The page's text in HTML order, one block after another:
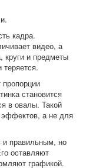
кадра.
видео, а
круги и предметы
пропорции
становится
в овалы. Такой
эффектов, а не для
и правильным, но
оставляют
графикой.